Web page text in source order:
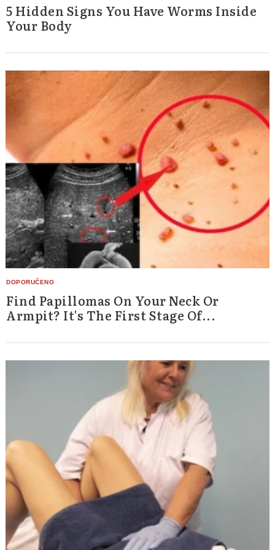
5 Hidden Signs You Have Worms Inside
Your Body
Find Papillomas On Your Neck Or
Armpit? It's The First Stage Of...